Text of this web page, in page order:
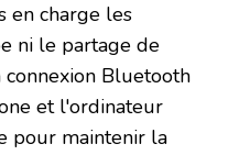
en charge les
ni le partage de
Bluetooth
et l'ordinateur
pour maintenir la